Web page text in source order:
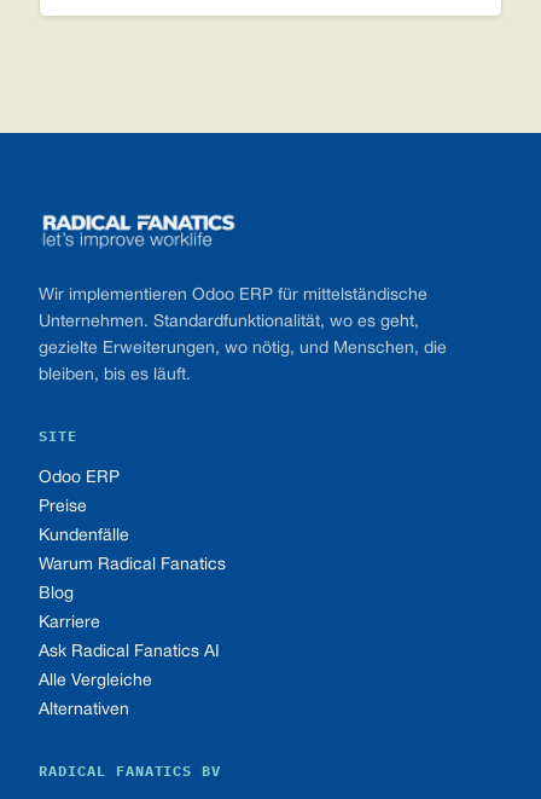
Wir implementieren Odoo ERP für mittelständische
Unternehmen. Standardfunktionalität, wo es geht,
gezielte Erweiterungen, wo nötig, und Menschen, die
bleiben, bis es läuft.
SITE
Odoo ERP
Preise
Kundenfälle
Warum Radical Fanatics
Blog
Karriere
Ask Radical Fanatics AI
Alle Vergleiche
Alternativen
RADICAL FANATICS BV